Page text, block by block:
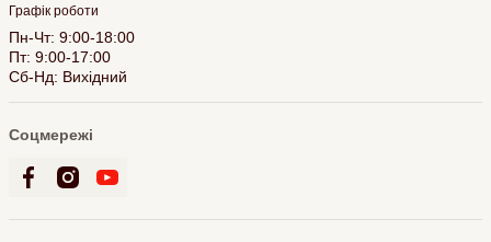
Графік роботи
Пн-Чт: 9:00-18:00
Пт: 9:00-17:00
Сб-Нд: Вихідний
Соцмережі